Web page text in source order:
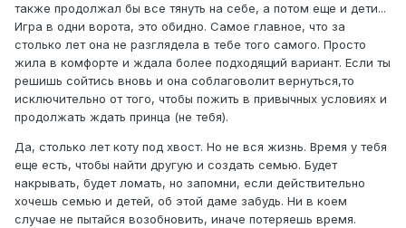
также продолжал бы все тянуть на себе, а потом еще и дети...
Игра в одни ворота, это обидно. Самое главное, что за
столько лет она не разглядела в тебе того самого. Просто
жила в комфорте и ждала более подходящий вариант. Если ты
решишь сойтись вновь и она соблаговолит вернуться,то
исключительно от того, чтобы пожить в привычных условиях и
продолжать ждать принца (не тебя).
Да, столько лет коту под хвост. Но не вся жизнь. Время у тебя
еще есть, чтобы найти другую и создать семью. Будет
накрывать, будет ломать, но запомни, если действительно
хочешь семью и детей, об этой даме забудь. Ни в коем
случае не пытайся возобновить, иначе потеряешь время.